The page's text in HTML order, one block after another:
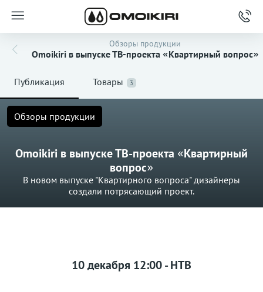
Обзоры продукции
Omoikiri в выпуске ТВ-проекта «Квартирный вопрос»
Публикация Товары 3
Omoikiri в выпуске ТВ-проекта «Квартирный
вопрос»
В новом выпуске "Квартирного вопроса" дизайнеры
создали потрясающий проект.
Обзоры продукции
10 декабря 12:00 - НТВ​​​​